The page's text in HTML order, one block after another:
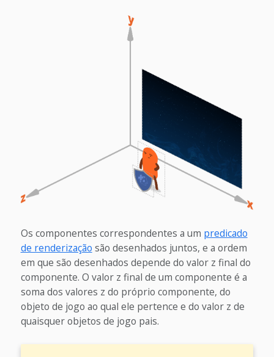
Os componentes correspondentes a um predicado
de renderização são desenhados juntos, e a ordem
em que são desenhados depende do valor z final do
componente. O valor z final de um componente é a
soma dos valores z do próprio componente, do
objeto de jogo ao qual ele pertence e do valor z de
quaisquer objetos de jogo pais.